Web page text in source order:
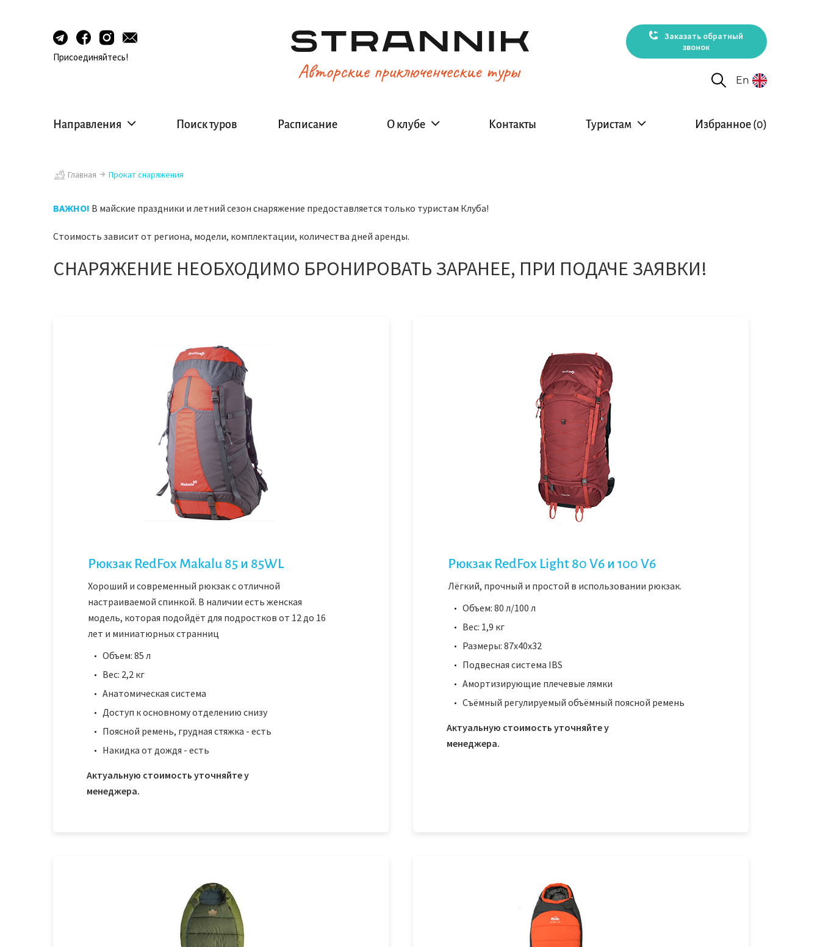
Присоединяйтесь!
Заказать обратный
звонок
En
Направления Поиск туров Расписание О клубе Контакты Туристам Избранное (0)
Главная Прокат снаряжения
ВАЖНО! В майские праздники и летний сезон снаряжение предоставляется только туристам Клуба!
Стоимость зависит от региона, модели, комплектации, количества дней аренды.
СНАРЯЖЕНИЕ НЕОБХОДИМО БРОНИРОВАТЬ ЗАРАНЕЕ, ПРИ ПОДАЧЕ ЗАЯВКИ!
Рюкзак RedFox Makalu 85 и 85WL
Хороший и современный рюкзак с отличной
настраиваемой спинкой. В наличии есть женская
модель, которая подойдёт для подростков от 12 до 16
лет и миниатюрных странниц
Объем: 85 л
Вес: 2,2 кг
Анатомическая система
Доступ к основному отделению снизу
Поясной ремень, грудная стяжка - есть
Накидка от дождя - есть
Актуальную стоимость уточняйте у
менеджера.
Рюкзак RedFox Light 80 V6 и 100 V6
Лёгкий, прочный и простой в использовании рюкзак.
Объем: 80 л/100 л
Вес: 1,9 кг
Размеры: 87х40х32
Подвесная система IBS
Амортизирующие плечевые лямки
Съёмный регулируемый объёмный поясной ремень
Актуальную стоимость уточняйте у
менеджера.